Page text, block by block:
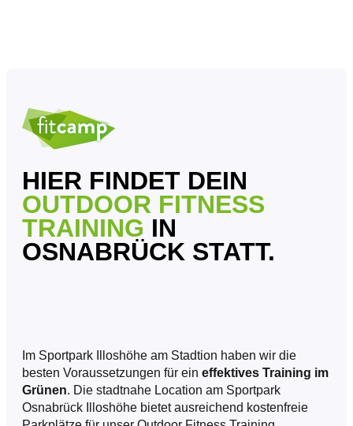
HIER FINDET DEIN
OUTDOOR FITNESS
TRAINING IN
OSNABRÜCK STATT.
Im Sportpark Illoshöhe am Stadtion haben wir die
besten Voraussetzungen für ein effektives Training im
Grünen. Die stadtnahe Location am Sportpark
Osnabrück Illoshöhe bietet ausreichend kostenfreie